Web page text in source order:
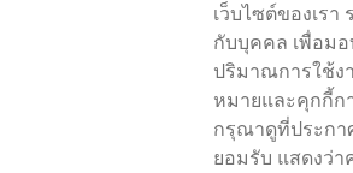
เว็บไซต์ของเร
กับบุคคล เพื่อมอ
ปริมาณการใช้ง
หมายและคุกกี้ก
กรุณาดูที่ประกา
ยอมรับ แสดงว่